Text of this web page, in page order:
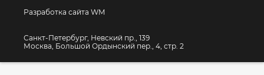
Разработка сайта WM
Санкт-Петербург, Невский пр., 139
Москва, Большой Ордынский пер., 4, стр. 2